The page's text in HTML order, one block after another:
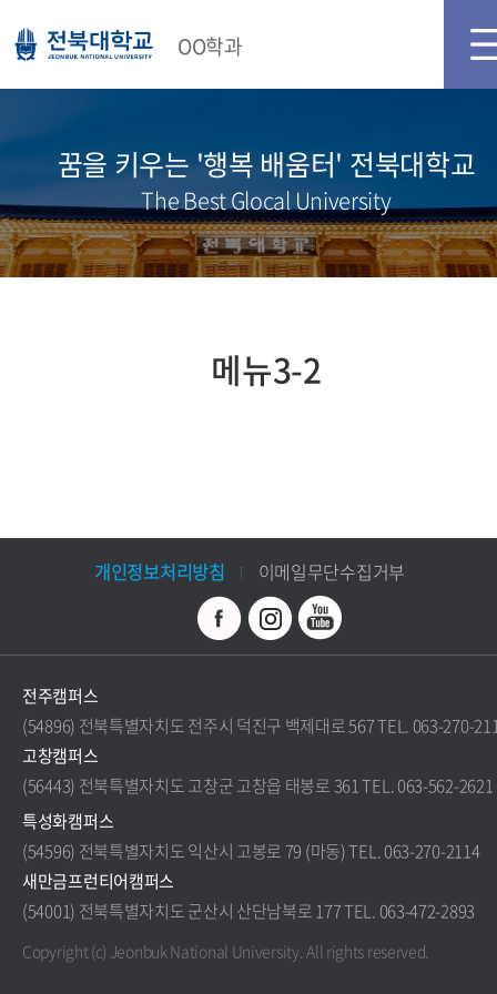
OO학과
꿈을 키우는 '행복 배움터' 전북대학교
The Best Glocal University
메뉴3-2
개인정보처리방침 이메일무단수집거부
전주캠퍼스
(54896) 전북특별자치도 전주시 덕진구 백제대로 567 TEL. 063-270-
고창캠퍼스
(56443) 전북특별자치도 고창군 고창읍 태봉로 361 TEL. 063-562-2621
특성화캠퍼스
(54596) 전북특별자치도 익산시 고봉로 79 (마동) TEL. 063-270-2114
새만금프런티어캠퍼스
(54001) 전북특별자치도 군산시 산단남북로 177 TEL. 063-472-2893
Copyright (c) Jeonbuk National University.All rights reserved.